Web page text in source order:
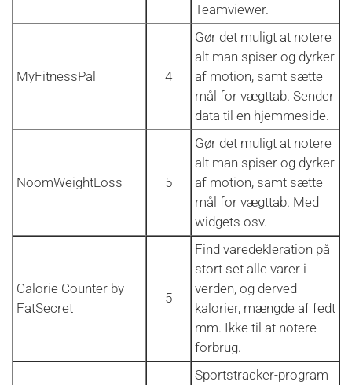
Teamviewer.
MyFitnessPal 4
Gør det muligt at notere
alt man spiser og dyrker
af motion, samt sætte
mål for vægttab. Sender
data til en hjemmeside.
NoomWeightLoss 5
Gør det muligt at notere
alt man spiser og dyrker
af motion, samt sætte
mål for vægttab. Med
widgets osv.
Calorie Counter by
FatSecret
5
Find varedekleration på
stort set alle varer i
verden, og derved
kalorier, mængde af fedt
mm. Ikke til at notere
forbrug.
Sportstracker-program